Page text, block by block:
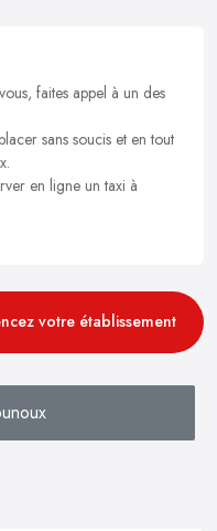
faites appel à un des
sans soucis et en tout
en ligne un taxi à
votre établissement